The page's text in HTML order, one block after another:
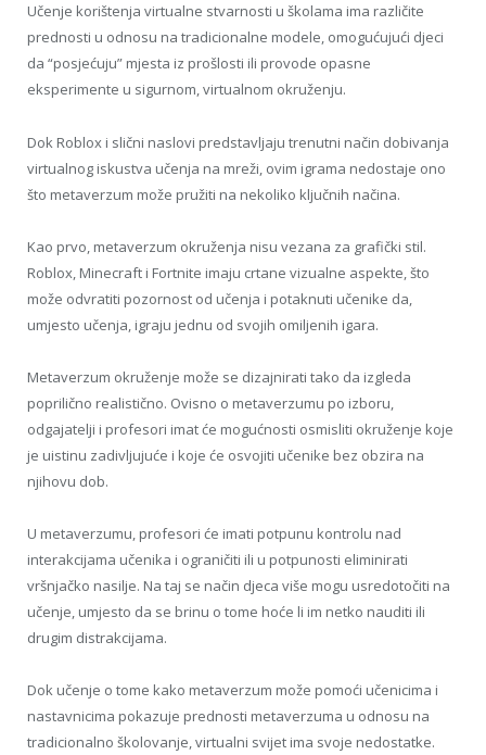
Učenje korištenja virtualne stvarnosti u školama ima različite
prednosti u odnosu na tradicionalne modele, omogućujući djeci
da “posjećuju” mjesta iz prošlosti ili provode opasne
eksperimente u sigurnom, virtualnom okruženju.
Dok Roblox i slični naslovi predstavljaju trenutni način dobivanja
virtualnog iskustva učenja na mreži, ovim igrama nedostaje ono
što metaverzum može pružiti na nekoliko ključnih načina.
Kao prvo, metaverzum okruženja nisu vezana za grafički stil.
Roblox, Minecraft i Fortnite imaju crtane vizualne aspekte, što
može odvratiti pozornost od učenja i potaknuti učenike da,
umjesto učenja, igraju jednu od svojih omiljenih igara.
Metaverzum okruženje može se dizajnirati tako da izgleda
poprilično realistično. Ovisno o metaverzumu po izboru,
odgajatelji i profesori imat će mogućnosti osmisliti okruženje koje
je uistinu zadivljujuće i koje će osvojiti učenike bez obzira na
njihovu dob.
U metaverzumu, profesori će imati potpunu kontrolu nad
interakcijama učenika i ograničiti ili u potpunosti eliminirati
vršnjačko nasilje. Na taj se način djeca više mogu usredotočiti na
učenje, umjesto da se brinu o tome hoće li im netko nauditi ili
drugim distrakcijama.
Dok učenje o tome kako metaverzum može pomoći učenicima i
nastavnicima pokazuje prednosti metaverzuma u odnosu na
tradicionalno školovanje, virtualni svijet ima svoje nedostatke.